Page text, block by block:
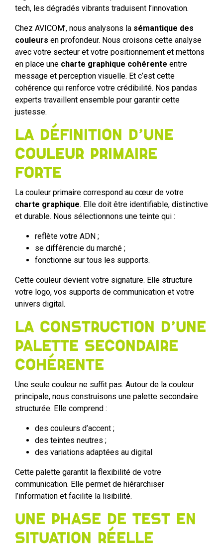
tech, les dégradés vibrants traduisent l’innovation.
Chez AVICOM’, nous analysons la sémantique des
couleurs en profondeur. Nous croisons cette analyse
avec votre secteur et votre positionnement et mettons
en place une charte graphique cohérente entre
message et perception visuelle. Et c’est cette
cohérence qui renforce votre crédibilité. Nos pandas
experts travaillent ensemble pour garantir cette
justesse.
La définition d’une
couleur primaire
forte
La couleur primaire correspond au cœur de votre
charte graphique. Elle doit être identifiable, distinctive
et durable. Nous sélectionnons une teinte qui :
reflète votre ADN ;
se différencie du marché ;
fonctionne sur tous les supports.
Cette couleur devient votre signature. Elle structure
votre logo, vos supports de communication et votre
univers digital.
La construction d’une
palette secondaire
cohérente
Une seule couleur ne suffit pas. Autour de la couleur
principale, nous construisons une palette secondaire
structurée. Elle comprend :
des couleurs d’accent ;
des teintes neutres ;
des variations adaptées au digital
Cette palette garantit la flexibilité de votre
communication. Elle permet de hiérarchiser
l’information et facilite la lisibilité.
Une phase de test en
situation réelle